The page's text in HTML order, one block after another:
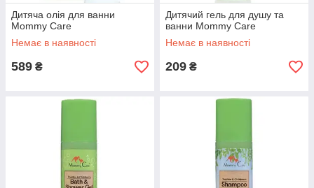
Дитяча олія для ванни
Mommy Care
Немає в наявності
589 ₴
Дитячий гель для душу та
ванни Mommy Care
Немає в наявності
209 ₴